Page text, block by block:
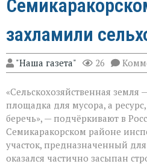
захламили
"Наша газета" 26
«Сельскохозяйственная земля
площадка для мусора, а
беречь», — подчёркивают в
Семикаракорском районе
участок, предназначенный
оказался частично засыпан